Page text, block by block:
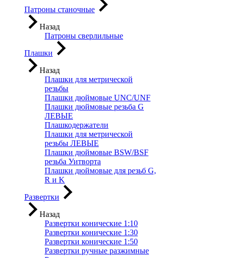
Патроны станочные
Назад
Патроны сверлильные
Плашки
Назад
Плашки для метрической
резьбы
Плашки дюймовые UNC/UNF
Плашки дюймовые резьба G
ЛЕВЫЕ
Плашкодержатели
Плашки для метрической
резьбы ЛЕВЫЕ
Плашки дюймовые BSW/BSF
резьба Уитворта
Плашки дюймовые для резьб G,
R и K
Развертки
Назад
Развертки конические 1:10
Развертки конические 1:30
Развертки конические 1:50
Развертки ручные разжимные